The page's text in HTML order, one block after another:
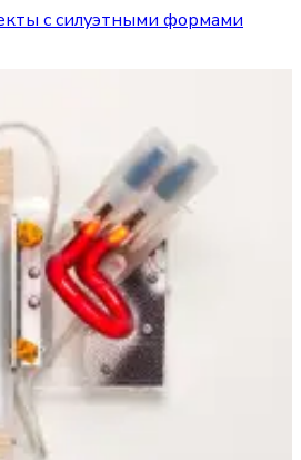
с силуэтными формами